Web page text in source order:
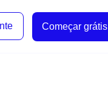
Começar grátis